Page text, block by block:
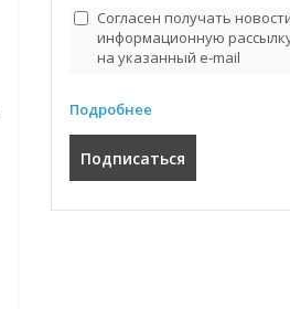
Согласен получать
информационную рассылку
на указанный e-mail
Подробнее